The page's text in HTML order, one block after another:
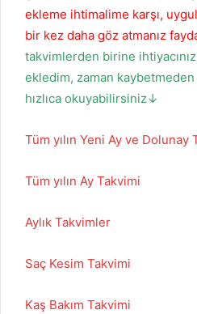
ekleme ihtimalime karşı,
bir kez daha göz atmanız
takvimlerden birine
ekledim, zaman
hızlıca okuyabilirsiniz↓
Tüm yılın Yeni Ay ve Dolunay
Tüm yılın Ay Takvimi
Aylık Takvimler
Saç Kesim Takvimi
Kaş Bakım Takvimi